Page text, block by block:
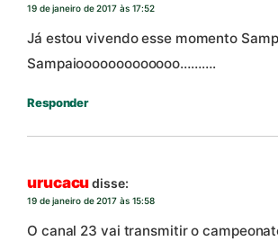
19 de janeiro de 2017 às 17:52
Já estou vivendo esse momento
Sampaiooooooooooooo……….
Responder
urucacudisse:
19 de janeiro de 2017 às 15:58
O canal 23 vai transmitir o